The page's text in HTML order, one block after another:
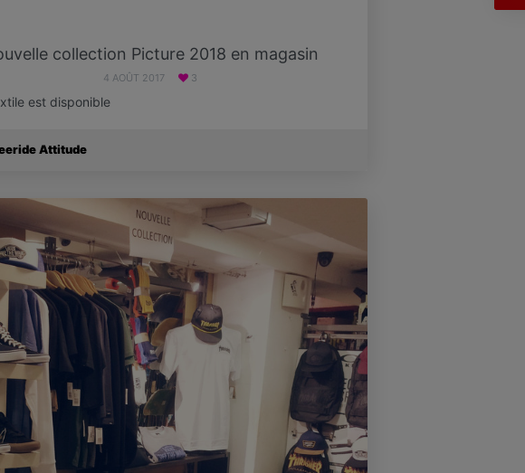
collection Picture 2018 en magasin
4 AOÛT 2017 3
est disponible
Attitude